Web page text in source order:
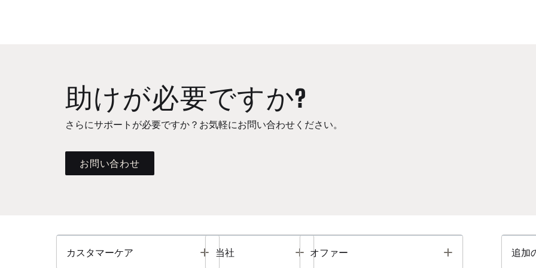
助けが必要ですか?
さらにサポートが必要ですか？お気軽にお問い合わせください。
お問い合わせ
カスタマーケア Toggle
当社 Toggle
オファー Toggle 追加